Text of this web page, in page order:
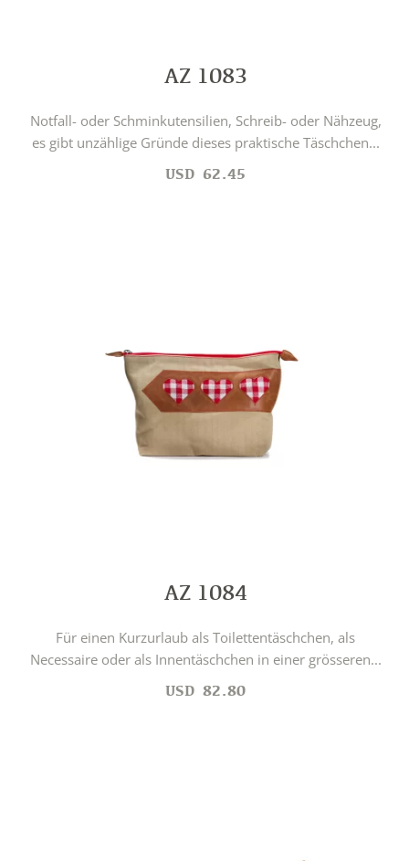
AZ 1083
Notfall- oder Schminkutensilien, Schreib- oder Nähzeug,
es gibt unzählige Gründe dieses praktische Täschchen...
USD 62.45
AZ 1084
Für einen Kurzurlaub als Toilettentäschchen, als
Necessaire oder als Innentäschchen in einer grösseren...
USD 82.80